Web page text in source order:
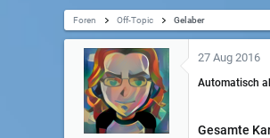
e
m
e
t
u
m
S
t
a
r
t
Foren Off-Topic Gelaber
27 Aug 2016
Automatisch
Gesamte